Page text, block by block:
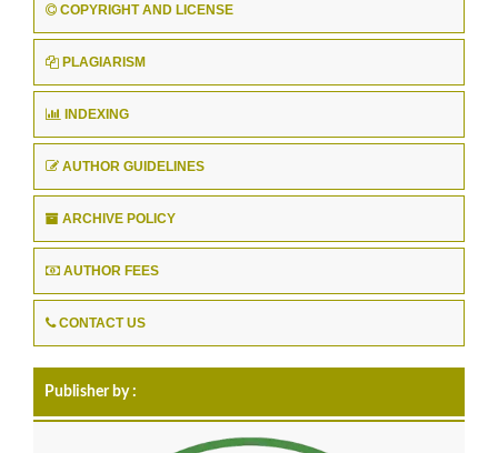
COPYRIGHT AND LICENSE
PLAGIARISM
INDEXING
AUTHOR GUIDELINES
ARCHIVE POLICY
AUTHOR FEES
CONTACT US
Publisher by :